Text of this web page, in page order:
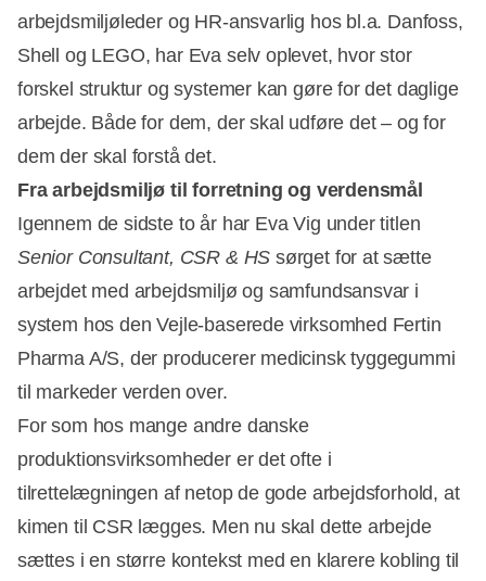
arbejdsmiljøleder og HR-ansvarlig hos bl.a. Danfoss,
Shell og LEGO, har Eva selv oplevet, hvor stor
forskel struktur og systemer kan gøre for det daglige
arbejde. Både for dem, der skal udføre det – og for
dem der skal forstå det.
Fra arbejdsmiljø til forretning og verdensmål
Igennem de sidste to år har Eva Vig under titlen
Senior Consultant, CSR & HS sørget for at sætte
arbejdet med arbejdsmiljø og samfundsansvar i
system hos den Vejle-baserede virksomhed Fertin
Pharma A/S, der producerer medicinsk tyggegummi
til markeder verden over.
For som hos mange andre danske
produktionsvirksomheder er det ofte i
tilrettelægningen af netop de gode arbejdsforhold, at
kimen til CSR lægges. Men nu skal dette arbejde
sættes i en større kontekst med en klarere kobling til